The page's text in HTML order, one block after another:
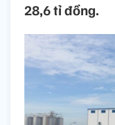
28,6 tỉ đồng.